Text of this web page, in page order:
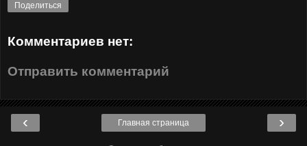
Поделиться
Комментариев нет:
Отправить комментарий
‹ ›
Главная страница